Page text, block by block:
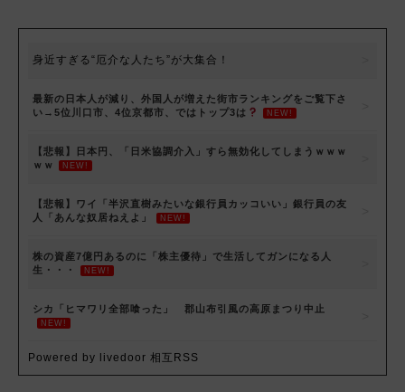
身近すぎる“厄介な人たち”が大集合！
最新の日本人が減り、外国人が増えた街市ランキングをご覧下さ
い→5位川口市、4位京都市、ではトップ3は
NEW!
【悲報】日本円、「日米協調介入」すら無効化してしまうｗｗｗ
ｗｗ
NEW!
【悲報】ワイ「半沢直樹みたいな銀行員カッコいい」銀行員の友
人「あんな奴居ねえよ」
NEW!
株の資産7億円あるのに「株主優待」で生活してガンになる人
生・・・
NEW!
シカ「ヒマワリ全部喰った」 郡山布引風の高原まつり中止
NEW!
Powered by livedoor 相互RSS